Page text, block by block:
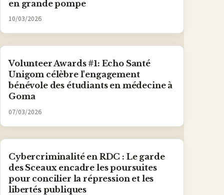
en grande pompe
10/03/2026
Volunteer Awards #1: Echo Santé
Unigom célèbre l'engagement
bénévole des étudiants en médecine à
Goma
07/03/2026
Cybercriminalité en RDC : Le garde
des Sceaux encadre les poursuites
pour concilier la répression et les
libertés publiques